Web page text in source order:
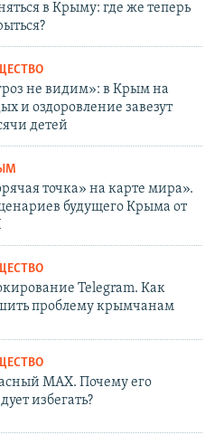
в Крыму: где же теперь
не видим»: в Крым на
и оздоровление завезут
детей
точка» на карте мира».
будущего Крыма от
Telegram. Как
проблему крымчанам
MAX. Почему его
избегать?